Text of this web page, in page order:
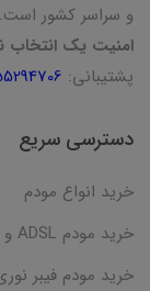
و سراسر کشور است.
امنیت یک
پشتیبانی:
دسترسی سریع
خرید انواع مودم
خرید مودم ADSL و VDSL